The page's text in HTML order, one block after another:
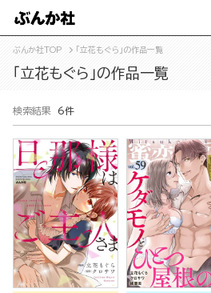
ぶんか社TOP 「立花もぐら」の作品一覧
「立花もぐら」の作品一覧
検索結果 6件